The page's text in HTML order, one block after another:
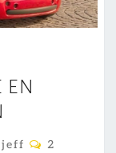
EN
C
2